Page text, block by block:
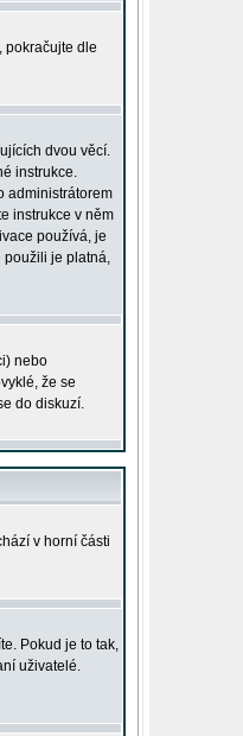
, pokračujte dle
dvou věcí.
instrukce.
administrátorem
instrukce v něm
používá, je
použili je platná,
nebo
že se
do diskuzí.
v horní části
Pokud je to tak,
uživatelé.